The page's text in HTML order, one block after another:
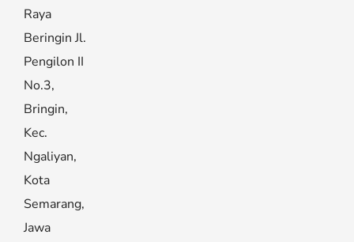
Raya
Beringin Jl.
Pengilon II
No.3,
Bringin,
Kec.
Ngaliyan,
Kota
Semarang,
Jawa